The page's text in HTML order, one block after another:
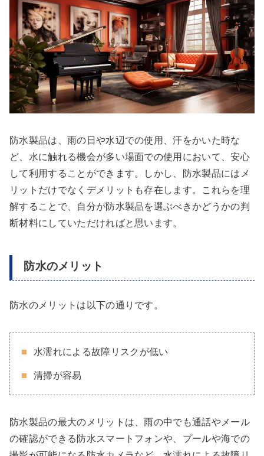
防水製品は、雨の日や水辺での使用、汗をかいた時な
ど、水に触れる機会が多い場面での使用において、安心
して利用することができます。しかし、防水製品にはメ
リットだけでなくデメリットも存在します。これらを理
解することで、自分が防水製品を選ぶべきかどうかの判
断材料にしていただければと思います。
防水のメリット
防水のメリットは以下の通りです。
水濡れによる故障リスクが低い
清掃が容易
防水製品の最大のメリットは、雨の中でも通話やメール
の確認ができる防水スマートフォンや、プールや海での